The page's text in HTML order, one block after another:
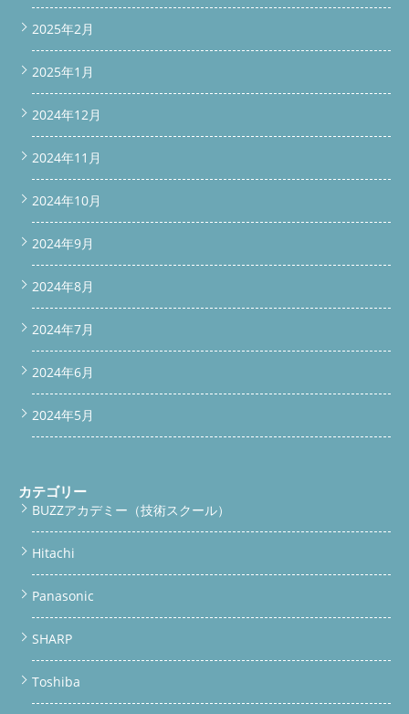
2025年2月
2025年1月
2024年12月
2024年11月
2024年10月
2024年9月
2024年8月
2024年7月
2024年6月
2024年5月
カテゴリー
BUZZアカデミー（技術スクール）
Hitachi
Panasonic
SHARP
Toshiba